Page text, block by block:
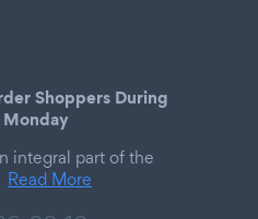
Shoppers During
integral part of the
Read More